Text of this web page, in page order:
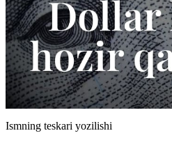
Ismning teskari yozilishi